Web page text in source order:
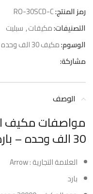
رمز المنتج:RO-30SCD-C
التصنيفات:مكيفات, سبليت
الوسوم:مكيف 30 الف وحده
مشاركة:
الوصف
مواصفات مكيف
30 الف وحده – بارد :
العلامة التجارية : Arrow
بارد